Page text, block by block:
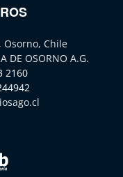
Osorno, Chile
DE OSORNO A.G.
2160